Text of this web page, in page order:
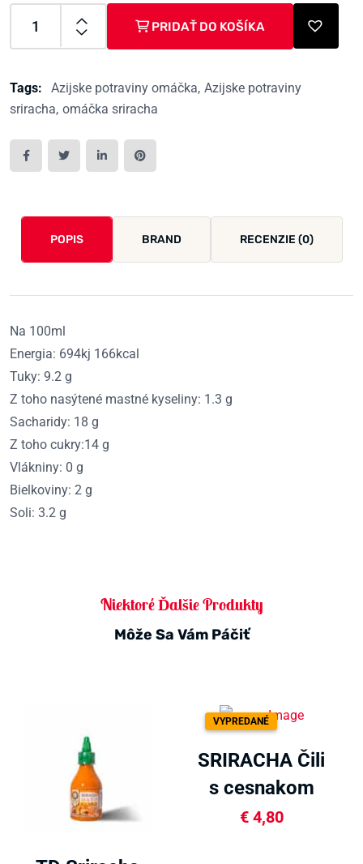
PRIDAŤ DO KOŠÍKA
Tags: Azijske potraviny omáčka Azijske potraviny
sriracha omáčka sriracha
POPIS BRAND RECENZIE (0)
Na 100ml
Energia: 694kj 166kcal
Tuky: 9.2 g
Z toho nasýtené mastné kyseliny: 1.3 g
Sacharidy: 18 g
Z toho cukry:14 g
Vlákniny: 0 g
Bielkoviny: 2 g
Soli: 3.2 g
Niektoré Ďalšie Produkty
Môže Sa Vám Páčiť
VYPREDANÉ
SRIRACHA Čili
s cesnakom
200ml
€4,80